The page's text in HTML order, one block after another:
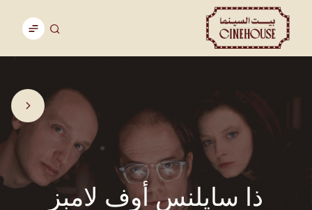
ذا سايلنس أوف لامبز